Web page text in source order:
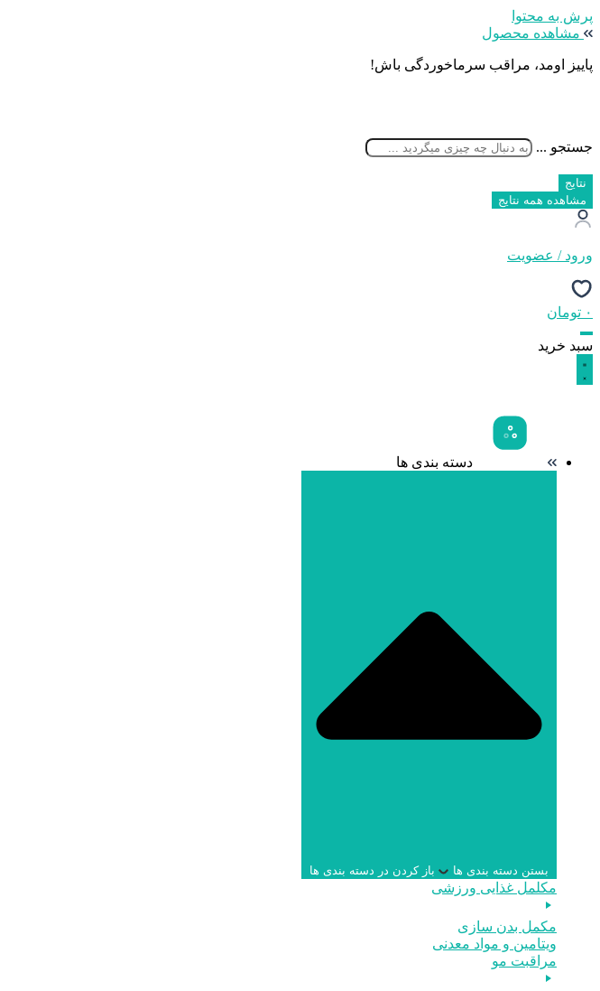
پرش به محتوا
مشاهده محصول
پاییز اومد، مراقب سرماخوردگی باش!
جستجو ...
نتایج
مشاهده همه نتایج
ورود / عضویت
۰ تومان
سبد خرید
دسته بندی ها
بستن دسته بندی ها باز کردن در دسته بندی ها
مکلمل غذایی ورزشی
مکمل بدن سازی
ویتامین و مواد معدنی
مراقبت مو